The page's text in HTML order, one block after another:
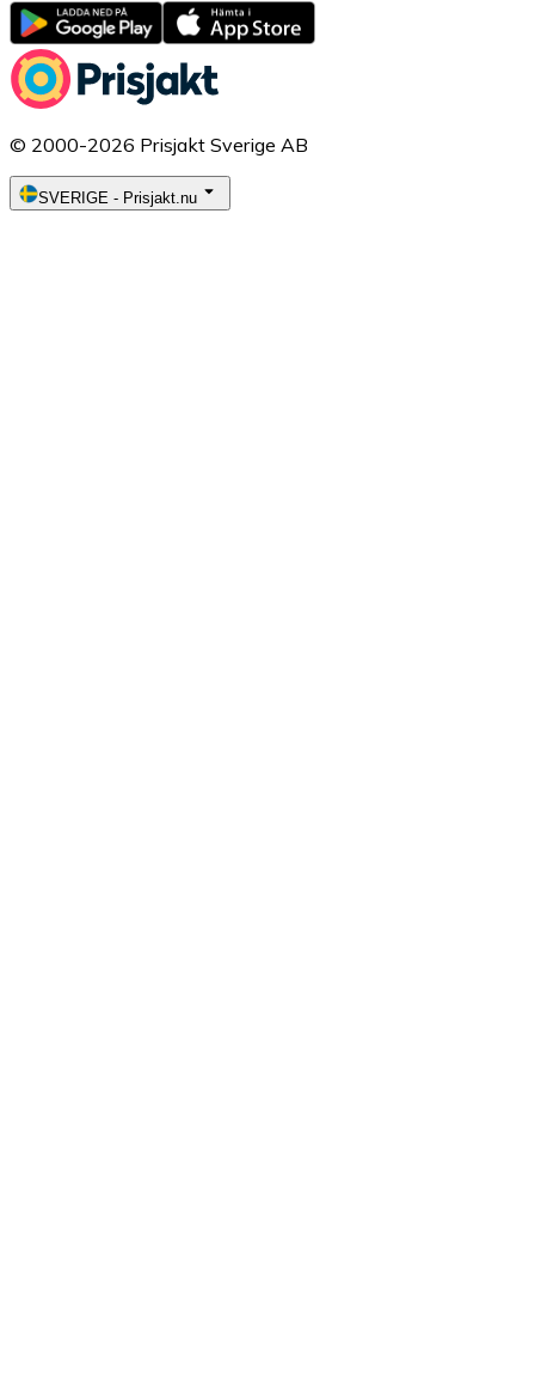
© 2000-2026 Prisjakt Sverige AB
SVERIGE - Prisjakt.nu